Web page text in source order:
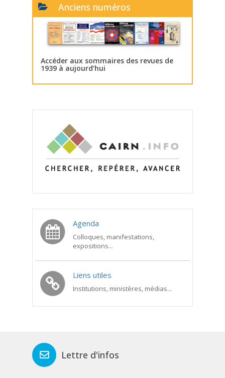
Anciens numéros
Accéder aux sommaires des revues de
1939 à aujourd’hui
Agenda
Colloques, manifestations,
expositions...
Liens utiles
Institutions, ministères, médias...
Lettre d'infos